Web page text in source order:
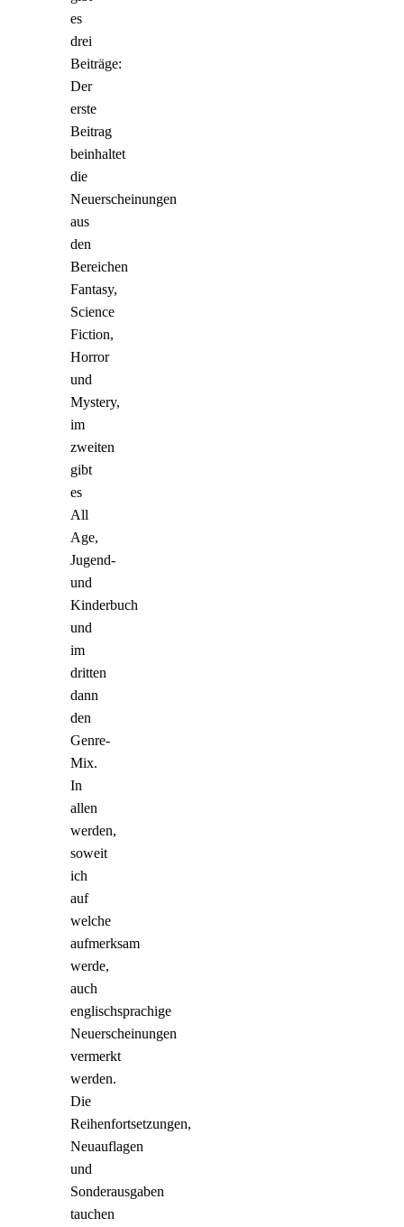
es
drei
Beiträge:
Der
erste
Beitrag
beinhaltet
die
Neuerscheinungen
aus
den
Bereichen
Fantasy,
Science
Fiction,
Horror
und
Mystery,
im
zweiten
gibt
es
All
Age,
Jugend-
und
Kinderbuch
und
im
dritten
dann
den
Genre-
Mix.
In
allen
werden,
soweit
ich
auf
welche
aufmerksam
werde,
auch
englischsprachige
Neuerscheinungen
vermerkt
werden.
Die
Reihenfortsetzungen,
Neuauflagen
und
Sonderausgaben
tauchen